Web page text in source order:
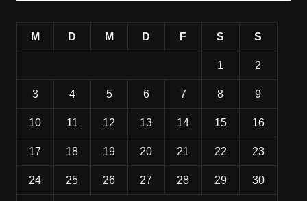
M D M D F S S
1 2
3 4 5 6 7 8 9
10 11 12 13 14 15 16
17 18 19 20 21 22 23
24 25 26 27 28 29 30